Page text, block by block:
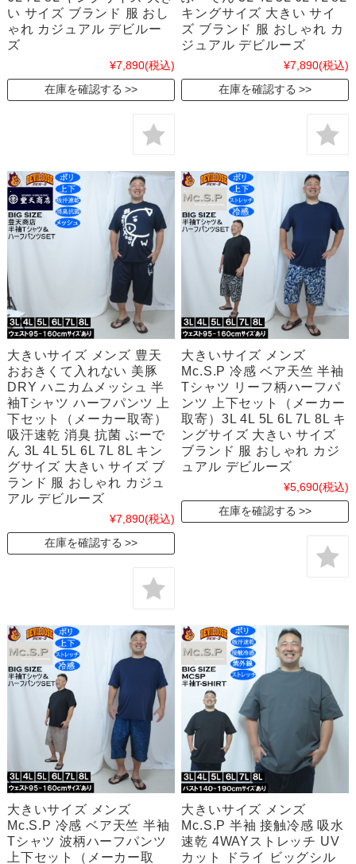
い サイズ ブランド 服 おし
ゃれ カジュアル デビルー
ズ
¥7,890(税込)
在庫を確認する
キングサイズ 大きい サイ
ズ ブランド 服 おしゃれ カ
ジュアル デビルーズ
¥7,890(税込)
在庫を確認する
大きいサイズ メンズ 豊天
おおきくて入れない 美豚
DRY ハニカムメッシュ 半
袖Tシャツ ハーフパンツ 上
下セット（メーカー取寄）
吸汗速乾 消臭 抗菌 ぶーで
ん 3L 4L 5L 6L 7L 8L キン
グサイズ 大きい サイズ ブ
ランド 服 おしゃれ カジュ
アル デビルーズ
¥7,890(税込)
在庫を確認する
大きいサイズ メンズ
Mc.S.P 冷感 ベア天竺 半袖
Tシャツ リーフ柄ハーフパ
ンツ 上下セット（メーカー
取寄）3L 4L 5L 6L 7L 8L キ
ングサイズ 大きい サイズ
ブランド 服 おしゃれ カジ
ュアル デビルーズ
¥5,690(税込)
在庫を確認する
大きいサイズ メンズ
Mc.S.P 冷感 ベア天竺 半袖
Tシャツ 波柄ハーフパンツ
上下セット（メーカー取
大きいサイズ メンズ
Mc.S.P 半袖 接触冷感 吸水
速乾 4WAYストレッチ UV
カット ドライ ビッグシル